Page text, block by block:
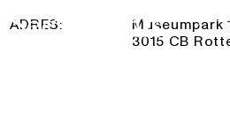
Logo See All This, linkt naar
19 Juli 2025 — 9
ADRES:
Museumpark
3015 CB